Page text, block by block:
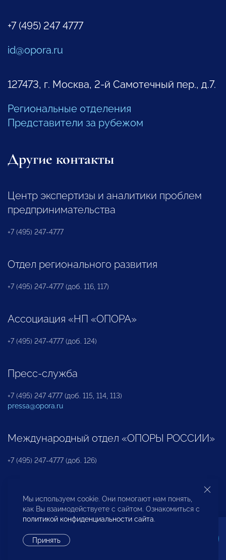
+7 (495) 247 4777
id@opora.ru
127473, г. Москва, 2-й Самотечный пер., д.7.
Региональные отделения
Представители за рубежом
Другие контакты
Центр экспертизы и аналитики проблем
предпринимательства
+7 (495) 247-4777
Отдел регионального развития
+7 (495) 247-4777 (доб. 116, 117)
Ассоциация «НП «ОПОРА»
+7 (495) 247-4777 (доб. 124)
Пресс-служба
+7 (495) 247 4777 (доб. 115, 114, 113)
pressa@opora.ru
Международный отдел «ОПОРЫ РОССИИ»
+7 (495) 247-4777 (доб. 126)
Бюро по защите прав предпринимателей и
инвесторов
Мы используем cookie. Они помогают нам понять,
как Вы взаимодействуете с сайтом. Ознакомиться с
политикой конфиденциальности сайта.
Принять